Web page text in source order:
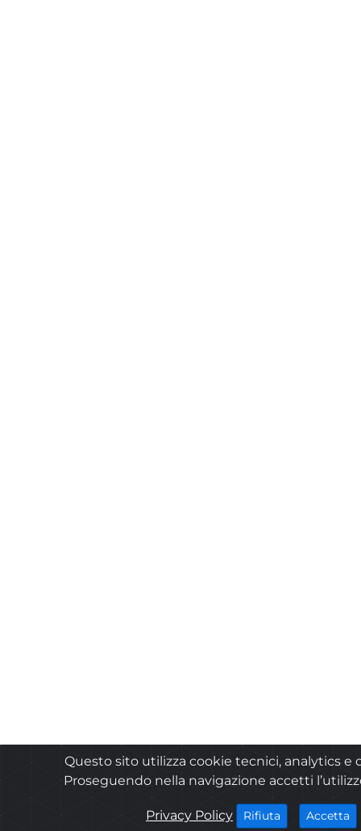
Questo sito utilizza cookie tecnici, analytics e
Proseguendo nella navigazione accetti
Privacy Policycookies
Rifiuta i cookiesAccetta